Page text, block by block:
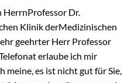
HerrnProfessor Dr.
Klinik derMedizinischen
geehrter Herr Professor
erlaube ich mir
meine, es ist nicht gut für Sie,